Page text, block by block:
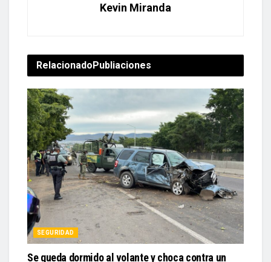
Kevin Miranda
RelacionadoPubliaciones
SEGURIDAD
Se queda dormido al volante y choca contra un